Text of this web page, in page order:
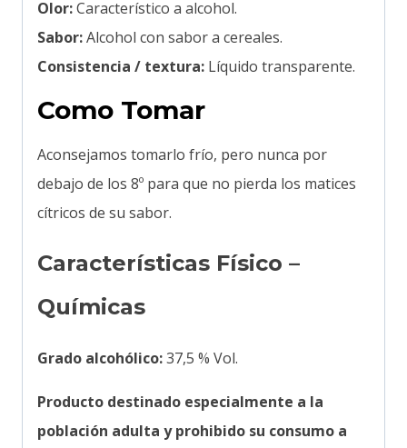
Olor:Característico a alcohol.
Sabor:Alcohol con sabor a cereales.
Consistencia / textura: Líquido transparente.
Como Tomar
Aconsejamos tomarlo frío, pero nunca por
debajo de los 8º para que no pierda los matices
cítricos de su sabor.
Características Físico –
Químicas
Grado alcohólico:37,5 % Vol.
Producto destinado especialmente a la
población adulta y prohibido su consumo a